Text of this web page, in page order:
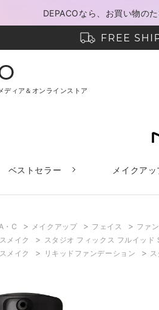
DEPACOなら、お買い物の
ディア＆オンラインストア
ベストセラー メイクアッ
・C > メイクアップ > フェイス > ファ
メイク > スタジオ フィックス フルイッド
メイク > リキッドファンデーション >